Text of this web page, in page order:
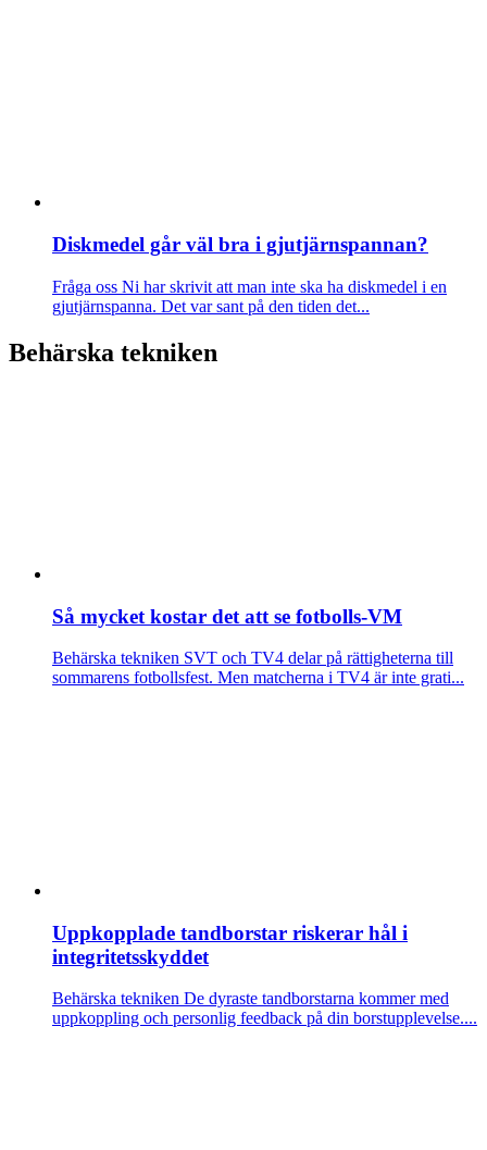
Diskmedel går väl bra i gjutjärnspannan?
Fråga oss Ni har skrivit att man inte ska ha diskmedel i en
gjutjärnspanna. Det var sant på den tiden det...
Behärska tekniken
Så mycket kostar det att se fotbolls-VM
Behärska tekniken SVT och TV4 delar på rättigheterna till
sommarens fotbollsfest. Men matcherna i TV4 är inte grati...
Uppkopplade tandborstar riskerar hål i
integritetsskyddet
Behärska tekniken De dyraste tandborstarna kommer med
uppkoppling och personlig feedback på din borstupplevelse....